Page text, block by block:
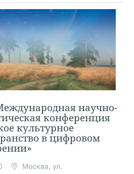
научно-
конференция
культурное
в цифровом
Москва, ул.